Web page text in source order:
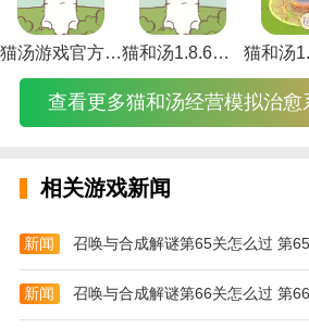
3、超高效率的对局匹配玩起来更
人同时在线进行棋牌竞技作战，根
同福利场次，高清画麵立体体验给
够级棋牌游戏规则
音通话，自由 交友样样可以。
2、红包赛：
3、在篮球比赛中，投篮是决定胜
猫汤游戏官方下载无广告下载-猫汤游戏官方下载无广告最新版本 v2.2.0 猫和汤1.8.6下载-猫和汤1.8.6最新版本官方版(Cats&Soup) v2.2.0
查看更多猫和汤经营模拟治愈
相关游戏新闻
新闻
新闻